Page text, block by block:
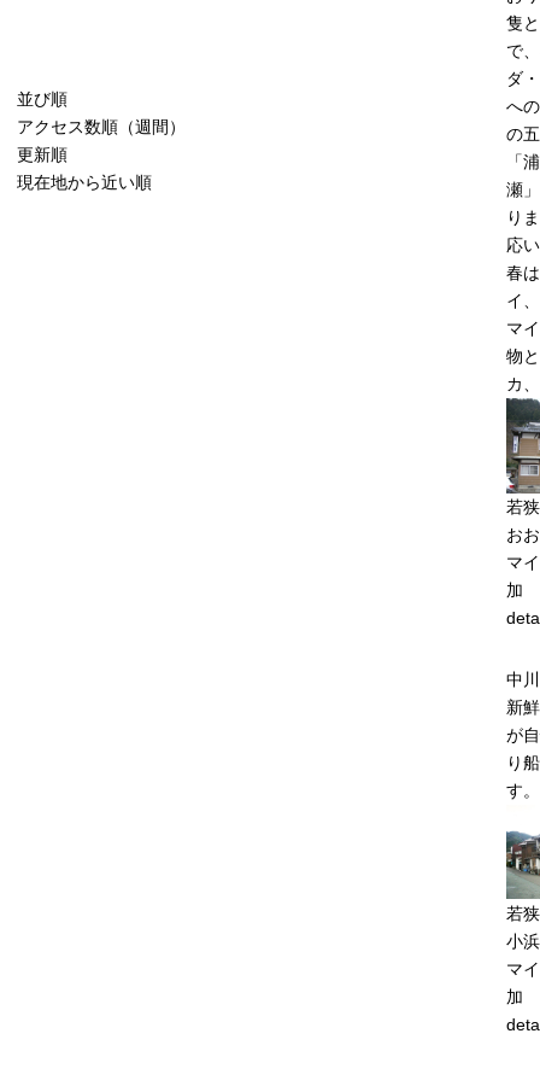
並び順
アクセス数順（週間）
更新順
現在地から近い順
隻
で
ダ
へ
の
「
瀬
り
応
春
イ
マ
物
カ
若
お
マ
加
中川
新
が
り
す。
若
小
マ
加